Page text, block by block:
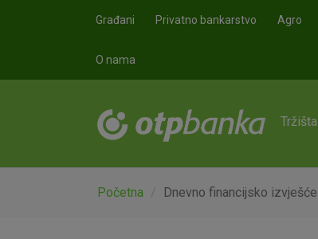
Građani Privatno bankarstvo Agro
O nama
Tržišta
Početna Dnevno financijsko izvješće